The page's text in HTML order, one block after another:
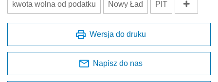
kwota wolna od podatku Nowy Ład PIT
Wersja do druku
Napisz do nas